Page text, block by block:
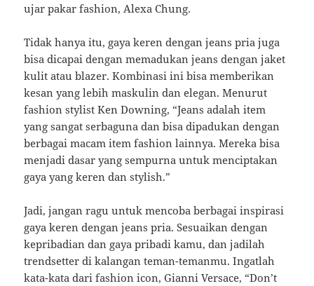
ujar pakar fashion, Alexa Chung.
Tidak hanya itu, gaya keren dengan jeans pria juga
bisa dicapai dengan memadukan jeans dengan jaket
kulit atau blazer. Kombinasi ini bisa memberikan
kesan yang lebih maskulin dan elegan. Menurut
fashion stylist Ken Downing, “Jeans adalah item
yang sangat serbaguna dan bisa dipadukan dengan
berbagai macam item fashion lainnya. Mereka bisa
menjadi dasar yang sempurna untuk menciptakan
gaya yang keren dan stylish.”
Jadi, jangan ragu untuk mencoba berbagai inspirasi
gaya keren dengan jeans pria. Sesuaikan dengan
kepribadian dan gaya pribadi kamu, dan jadilah
trendsetter di kalangan teman-temanmu. Ingatlah
kata-kata dari fashion icon, Gianni Versace, “Don’t